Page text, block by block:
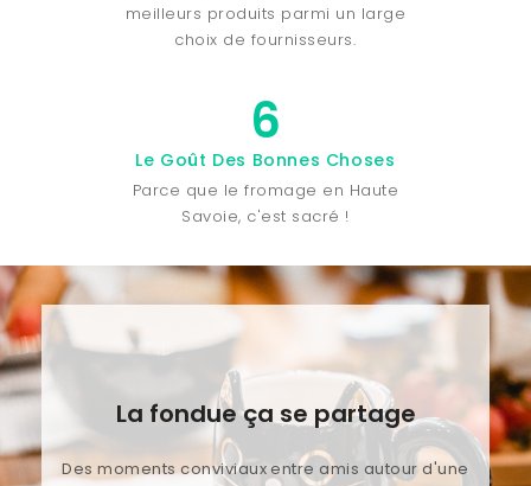
meilleurs produits parmi un large
choix de fournisseurs.
6
Le Goût Des Bonnes Choses
Parce que le fromage en Haute
Savoie, c'est sacré !
La fondue ça se partage
Des moments conviviaux entre amis autour d'une